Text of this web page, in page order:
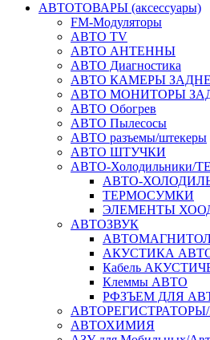
АВТОТОВАРЫ (аксессуары)
FM-Модуляторы
АВТО TV
АВТО АНТЕННЫ
АВТО Диагностика
АВТО КАМЕРЫ
АВТО МОНИТОРЫ
АВТО Обогрев
АВТО Пылесосы
АВТО разъемы/штекеры
АВТО ШТУЧКИ
АВТО-
АВТО-
ТЕРМОСУМКИ
ЭЛЕМЕНТЫ
АВТОЗВУК
АКУСТИКА
Кабель
Клеммы АВТО
РФЗЪЕМ ДЛЯ
АВТОХИМИЯ